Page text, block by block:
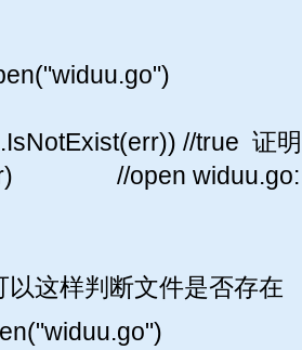
//true 证
//open widuu.go:
以这样判断文件是否存在